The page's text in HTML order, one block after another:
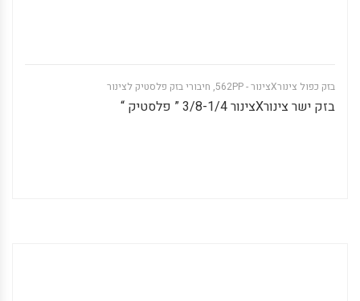
בזק כפול צינורXצינור - 562PP , חיבורי בזק פלסטיק לצינור
בזק ישר צינורXצינור 3/8-1/4 ” פלסטיק “